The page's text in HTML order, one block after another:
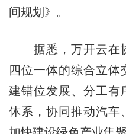
间规划》。
据悉，万开云在
四位一体的综合立体
建错位发展、分工有
体系，协同推动汽车